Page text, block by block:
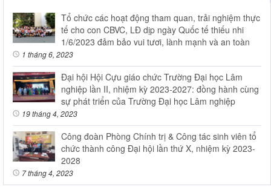
Tổ chức các hoạt động tham quan, trải nghiệm thực
tế cho con CBVC, LĐ dịp ngày Quốc tế thiếu nhi
1/6/2023 đảm bảo vui tươi, lành mạnh và an toàn
1 tháng 6, 2023
Đại hội Hội Cựu giáo chức Trường Đại học Lâm
nghiệp lần II, nhiệm kỳ 2023-2027: đồng hành cùng
sự phát triển của Trường Đại học Lâm nghiệp
19 tháng 4, 2023
Công đoàn Phòng Chính trị & Công tác sinh viên tổ
chức thành công Đại hội lần thứ X, nhiệm kỳ 2023-
2028
7 tháng 4, 2023